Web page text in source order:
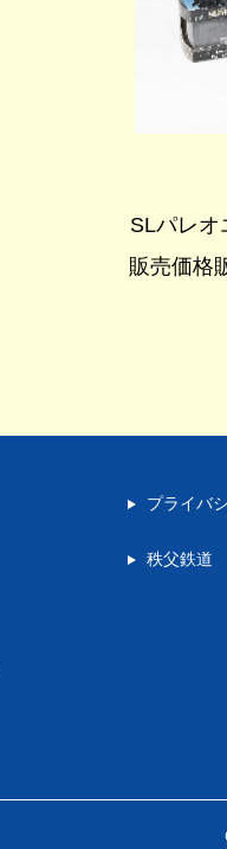
SLパレオ
販売価格
プライバ
秩父鉄道